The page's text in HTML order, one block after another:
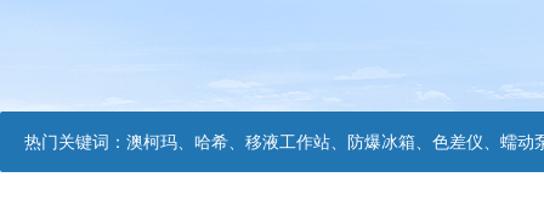
热门关键词： 澳柯玛、哈希、移液工作站、防爆冰箱、色差仪、蠕动